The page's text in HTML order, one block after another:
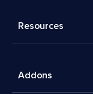
Resources
Addons